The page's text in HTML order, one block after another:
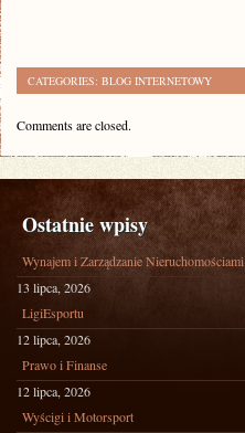
CATEGORIES: BLOG INTERNETOWY
Comments are closed.
Ostatnie wpisy
Wynajem i Zarządzanie Nieruchomościami
13 lipca, 2026
LigiEsportu
12 lipca, 2026
Prawo i Finanse
12 lipca, 2026
Wyścigi i Motorsport